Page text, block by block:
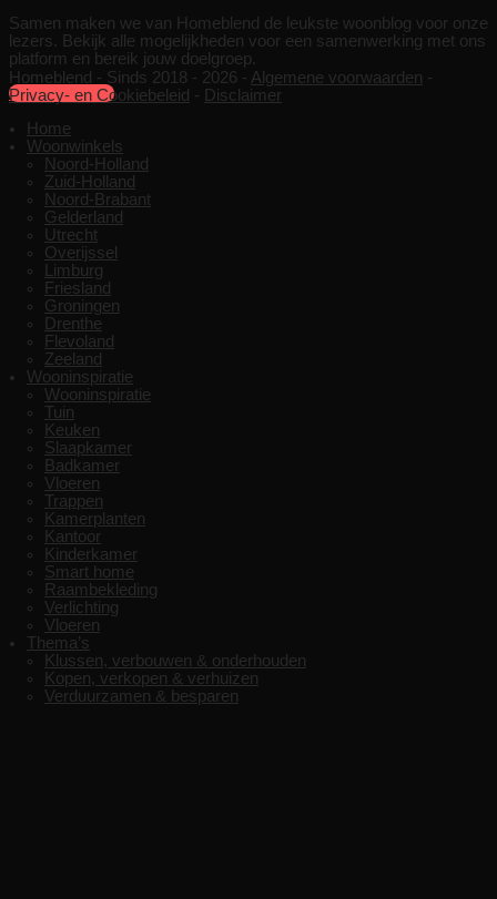
Samen maken we van Homeblend de leukste woonblog voor onze
lezers. Bekijk alle mogelijkheden voor een samenwerking met ons
platform en bereik jouw doelgroep.
Samenwerken
Homeblend - Sinds 2018 - 2026 - Algemene voorwaarden -
Privacy- en Cookiebeleid - Disclaimer
Home
Woonwinkels
Noord-Holland
Zuid-Holland
Noord-Brabant
Gelderland
Utrecht
Overijssel
Limburg
Friesland
Groningen
Drenthe
Flevoland
Zeeland
Wooninspiratie
Wooninspiratie
Tuin
Keuken
Slaapkamer
Badkamer
Vloeren
Trappen
Kamerplanten
Kantoor
Kinderkamer
Smart home
Raambekleding
Verlichting
Vloeren
Thema’s
Klussen, verbouwen & onderhouden
Kopen, verkopen & verhuizen
Verduurzamen & besparen